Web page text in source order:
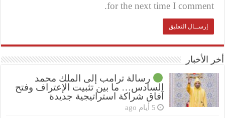
for the next time I comment.
أخر الأخبار
رسالة ترامب إلى الملك محمد
السادس… ما بين تثبيت الإعتراف وفتح
آفاق شراكة استراتيجية جديدة
5 أيام ago